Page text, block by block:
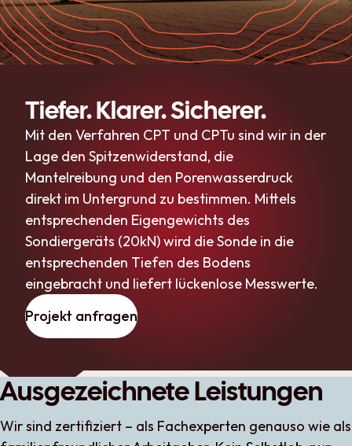
Tiefer. Klarer. Sicherer.
Mit den Verfahren CPT und CPTu sind wir in der
Lage den Spitzenwiderstand, die
Mantelreibung und den Porenwasserdruck
direkt im Untergrund zu bestimmen. Mittels
entsprechenden Eigengewichts des
Sondiergeräts (20kN) wird die Sonde in die
entsprechenden Tiefen des Bodens
eingebracht und liefert lückenlose Messwerte.
Projekt anfragen
Ausgezeichnete Leistungen
Wir sind zertifiziert – als Fachexperten genauso wie als